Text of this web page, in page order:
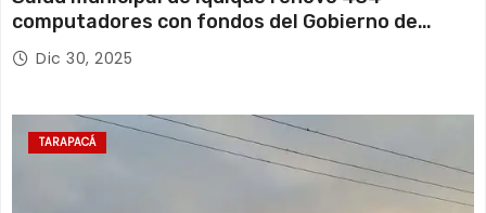
computadores con fondos del Gobierno de
Tarapacá
Dic 30, 2025
TARAPACÁ